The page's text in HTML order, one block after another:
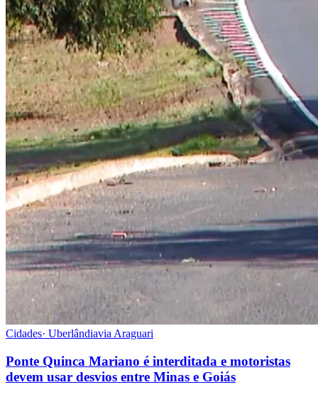
Cidades· Uberlândiavia Araguari
Ponte Quinca Mariano é interditada e motoristas
devem usar desvios entre Minas e Goiás